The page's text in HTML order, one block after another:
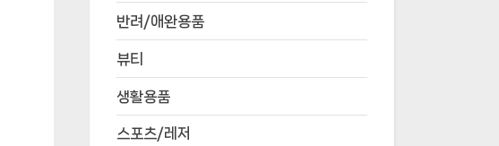
반려/애완용품
뷰티
생활용품
스포츠/레저